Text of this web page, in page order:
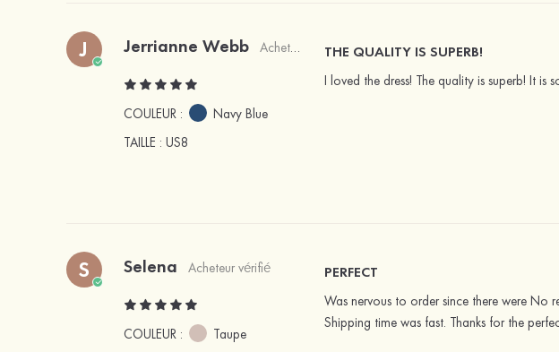
J Jerrianne Webb Acheteur vérifié
COULEUR :
Navy Blue
TAILLE : US8
THE QUALITY IS SUPERB!
I loved the dress! The quality is superb! It
S Selena Acheteur vérifié
COULEUR :
Taupe
PERFECT
Was nervous to order since there were No
Shipping time was fast. Thanks for the